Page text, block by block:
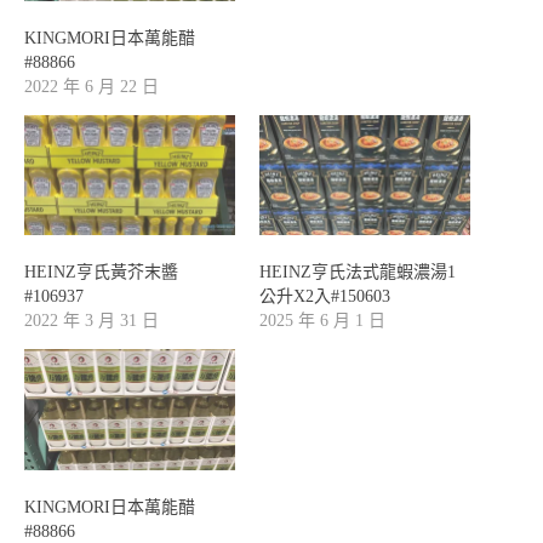
KINGMORI日本萬能醋
#88866
2022 年 6 月 22 日
HEINZ亨氏黃芥末醬
#106937
2022 年 3 月 31 日
HEINZ亨氏法式龍蝦濃湯1
公升X2入#150603
2025 年 6 月 1 日
KINGMORI日本萬能醋
#88866